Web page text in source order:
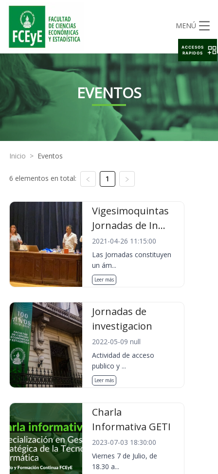
MENÚ
EVENTOS
Inicio > Eventos
6 elementos en total: 1
Vigesimoquintas
Jornadas de In...
2021-04-26 11:15:00
Las Jornadas constituyen
un ám...
Leer más
Jornadas de
investigacion
2022-05-09 null
Actividad de acceso
publico y ...
Leer más
Charla
Informativa GETI
2023-07-03 18:30:00
Viernes 7 de Julio, de
18.30 a...
ACCESOS
RAPIDOS